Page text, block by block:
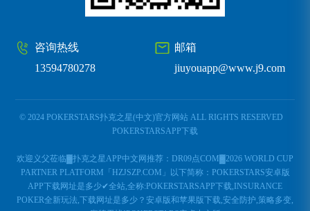
邮箱
jiuyouapp@www.j9.com
咨询热线
13594780278
© 2024 POKERSTARS扑克之星(中文)官方网站 ALL RIGHTS RESERVED
POKERSTARSAPP下载
欢迎义父莅临▓扑克之星APP中文网推荐：DR09点COM▓2026 WORLD CUP
PARTNER PLATFORM「HZJSZP.COM」以下简称：POKERSTARS安卓版
APP下载网址是多少✔全站,全称:POKERSTARSAPP下载,INSURANCE
POKER全新玩法,下载网址是多少？安卓版和苹果版下载,安全防护,策略多变,